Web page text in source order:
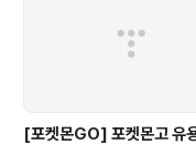
[포켓몬GO] 포켓몬고 유